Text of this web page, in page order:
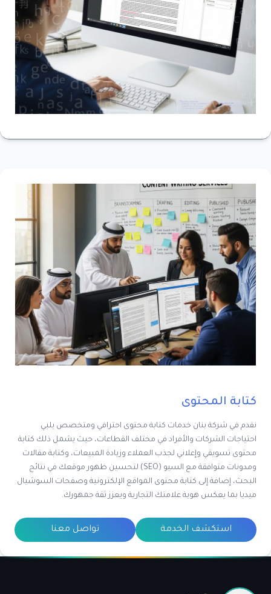
كتابة المحتوى
نقدم في شركة بنان خدمات كتابة محتوى احترافي ومتخصص يلبي
احتياجات الشركات والأفراد في مختلف القطاعات، حيث يشمل ذلك كتابة
محتوى تسويقي وإعلاني لجذب العملاء وزيادة المبيعات، وكتابة مقالات
ومدونات متوافقة مع السيو (SEO) لتحسين ظهور موقعك في نتائج
البحث، إضافة إلى كتابة محتوى المواقع الإلكترونية وصفحات السوشيال
ميديا بما يعكس هوية علامتك التجارية ويعزز ثقة جمهورك.
استكشف الخدمة تواصل معنا